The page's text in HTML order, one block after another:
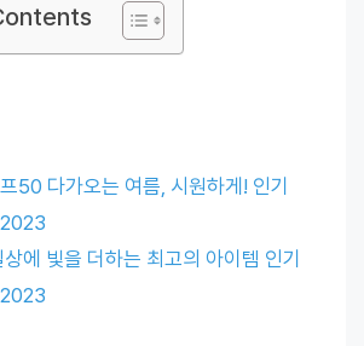
50 다가오는 여름, 시원하게! 인기
에 빛을 더하는 최고의 아이템 인기